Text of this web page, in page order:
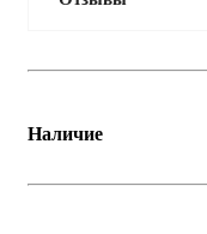
Наличие